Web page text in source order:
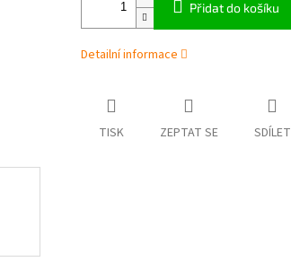
Přidat do košíku
Detailní informace
TISK ZEPTAT SE SDÍLET